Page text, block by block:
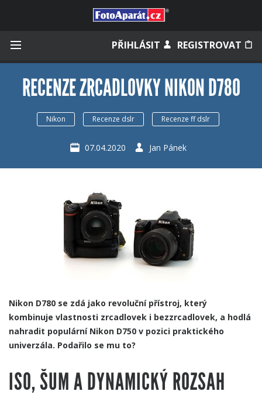
PŘIHLÁSIT REGISTROVAT
RECENZE ZRCADLOVKY NIKON D780
Nikon Recenze dslr Recenze ff dslr
07.04.2020 Jan Pánek
Nikon D780 se zdá jako revoluční přístroj, který
kombinuje vlastnosti zrcadlovek i bezzrcadlovek, a hodlá
nahradit populární Nikon D750 v pozici praktického
univerzála. Podařilo se mu to?
ISO, ŠUM A DYNAMICKÝ ROZSAH